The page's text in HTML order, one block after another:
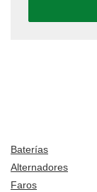
Baterías
Alternadores
Faros